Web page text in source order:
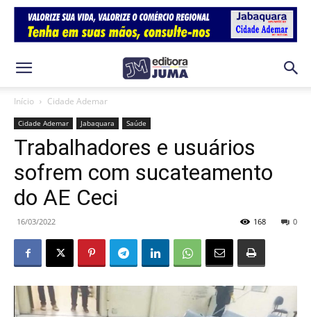
Início Cidade Ademar
Cidade Ademar Jabaquara Saúde
Trabalhadores e usuários
sofrem com sucateamento
do AE Ceci
16/03/2022 0
168